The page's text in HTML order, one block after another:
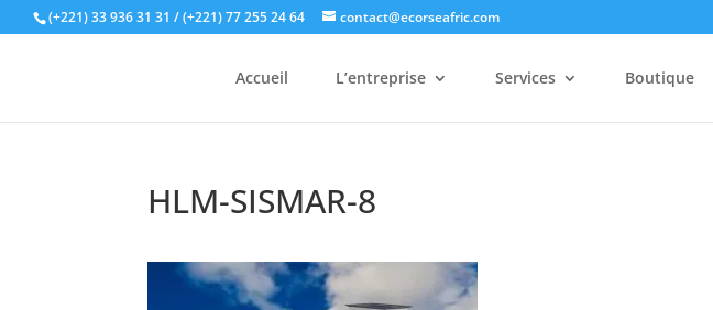
(+221) 33 936 31 31 / (+221) 77 255 24 64 contact@ecorseafric.com
Accueil L’entreprise Services Boutique
HLM-SISMAR-8